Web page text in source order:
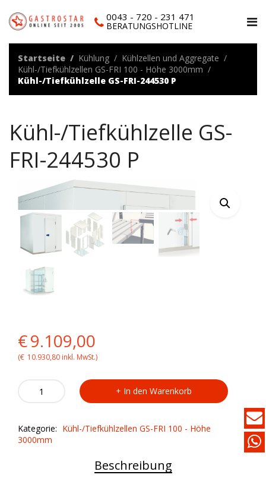
0043 - 720 - 231 471
BERATUNGSHOTLINE
Startseite Kühlung
Kühlzellen und Aggregate
Kühl-/Tiefkühlzellen GS-FRI 100 - Höhe 3000mm
Kühl-/Tiefkühlzelle GS-FRI-244530 P
Kühl-/Tiefkühlzelle GS-
FRI-244530 P
Original
price
was:
€9.109,00.
€9.109,00
is:
€9.109,00.
(€ 10.930,80 inkl. MwSt.)
Kühl-/Tiefkühlzelle
P
quantity
In den Warenkorb
Kategorie: Kühl-/Tiefkühlzellen GS-FRI 100 - Höhe
3000mm
Beschreibung